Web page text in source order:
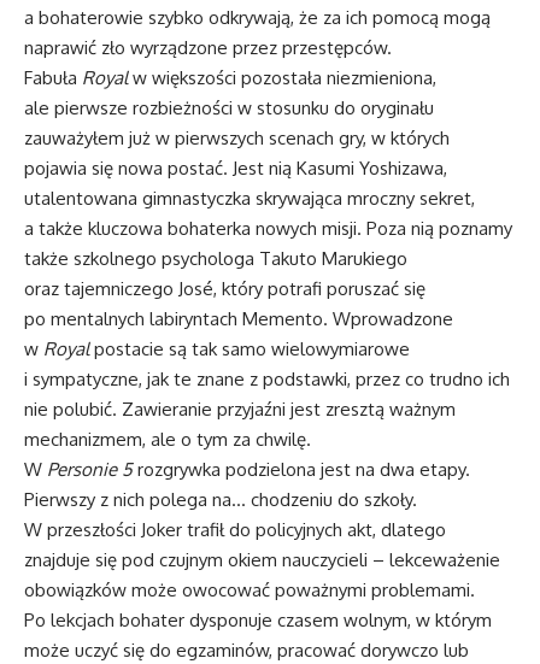
a bohaterowie szybko odkrywają, że za ich pomocą mogą
naprawić zło wyrządzone przez przestępców.
Fabuła Royalw większości pozostała niezmieniona,
ale pierwsze rozbieżności w stosunku do oryginału
zauważyłem już w pierwszych scenach gry, w których
pojawia się nowa postać. Jest nią Kasumi Yoshizawa,
utalentowana gimnastyczka skrywająca mroczny sekret,
a także kluczowa bohaterka nowych misji. Poza nią poznamy
także szkolnego psychologa Takuto Marukiego
oraz tajemniczego José, który potrafi poruszać się
po mentalnych labiryntach Memento. Wprowadzone
w Royalpostacie są tak samo wielowymiarowe
i sympatyczne, jak te znane z podstawki, przez co trudno ich
nie polubić. Zawieranie przyjaźni jest zresztą ważnym
mechanizmem, ale o tym za chwilę.
W Personie 5rozgrywka podzielona jest na dwa etapy.
Pierwszy z nich polega na… chodzeniu do szkoły.
W przeszłości Joker trafił do policyjnych akt, dlatego
znajduje się pod czujnym okiem nauczycieli – lekceważenie
obowiązków może owocować poważnymi problemami.
Po lekcjach bohater dysponuje czasem wolnym, w którym
może uczyć się do egzaminów, pracować dorywczo lub